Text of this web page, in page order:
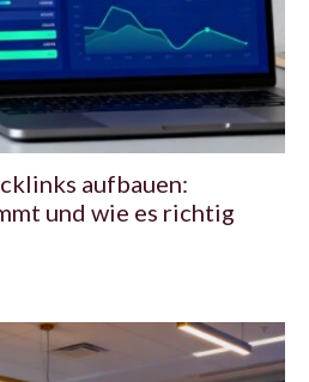
aufbauen:
und wie es richtig